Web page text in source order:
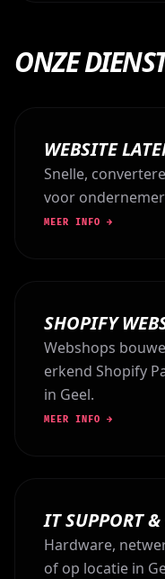
ONZE
WEBSITE
Snelle,
voor
MEER INFO →
SHOPIFY
Webshops
erkend Shopify
in Geel.
MEER INFO →
IT SUPPORT &
Hardware,
of op locatie in